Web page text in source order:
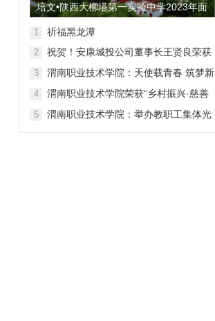
培文•陕西大柳塔第一实验中学2023年面
向全国招聘教师启事
1 祈福黑龙潭
2
祝贺！安康城投公司董事长王贤良荣获
3
渭南职业技术学院：天使载青春 筑梦新
4
渭南职业技术学院荣获“乡村振兴·慈善
5
渭南职业技术学院：举办教职工集体光